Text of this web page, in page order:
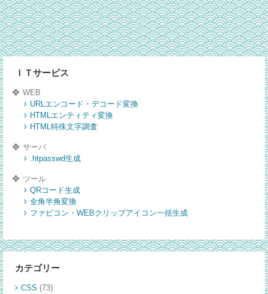
ＩＴサービス
WEB
URLエンコード・デコード変換
HTMLエンティティ変換
HTML特殊文字調査
サーバ
.htpasswd生成
ツール
QRコード生成
全角半角変換
ファビコン・WEBクリップアイコン一括生成
カテゴリー
CSS (73)